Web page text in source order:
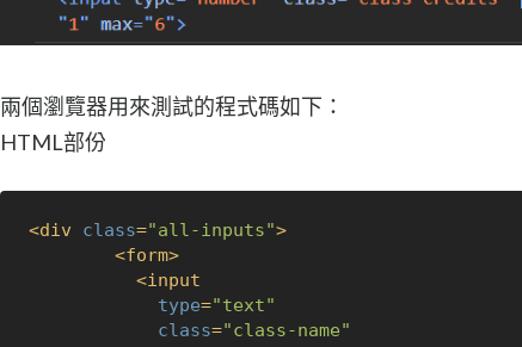
兩個瀏覽器用來測試的程式碼如下：
HTML部份
<div class="all-inputs">
<form>
<input
type="text"
class="class-name"